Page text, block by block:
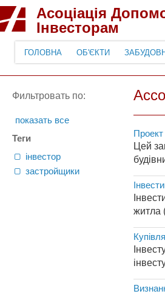
Асоціація
Інвесторам
ГОЛОВНА ОБ'ЄКТИ
Фильтровать по:
показать все
Теги
інвестор
застройщики
Проект
Цей
житла